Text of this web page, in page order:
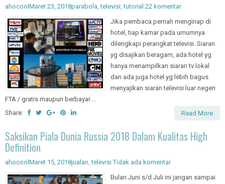
ahocool Maret 23, 2018parabola,televisi,tutorial 22 komentar
Jika pembaca pernah menginap di
hotel, tiap kamar pada umumnya
dilengkapi perangkat televisi. Siaran
yg disajikan beragam, ada hotel yg
hanya menampilkan siaran tv lokal
dan ada juga hotel yg lebih bagus
menyajikan siaran televisi luar negeri
FTA / gratis maupun berbayar....
Share:
Read More
Saksikan Piala Dunia Russia 2018 Dalam Kualitas High
Definition
ahocool Maret 15, 2018jualan,televisi Tidak ada komentar
Bulan Juni s/d Juli ini jangan sampai